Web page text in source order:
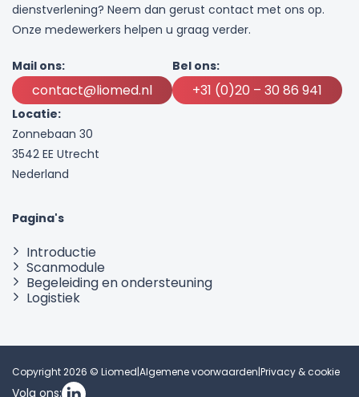
dienstverlening? Neem dan gerust contact met ons op.
Onze medewerkers helpen u graag verder.
Mail ons:
contact@liomed.nl
Bel ons:
+31 (0)20 – 30 86 941
Locatie:
Zonnebaan 30
3542 EE Utrecht
Nederland
Pagina's
Introductie
Scanmodule
Begeleiding en ondersteuning
Logistiek
Copyright 2026 © Liomed|Algemene voorwaarden|Privacy & cookie
Volg ons: